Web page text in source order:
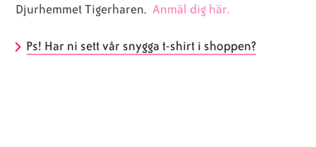
Djurhemmet Tigerharen.Anmäl dig här.
Ps! Har ni sett vår snygga t-shirt i shoppen?